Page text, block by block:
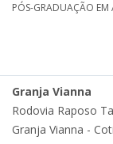
PÓS-GRADUAÇÃO EM
Granja Vianna
Rodovia Raposo
Granja Vianna -